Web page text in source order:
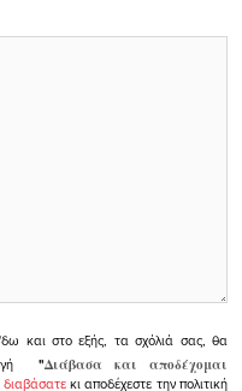
και στο εξής, τα σχόλιά σας, θα
"Διάβασα και αποδέχομαι
διαβάσατεκι αποδέχεστε την πολιτική